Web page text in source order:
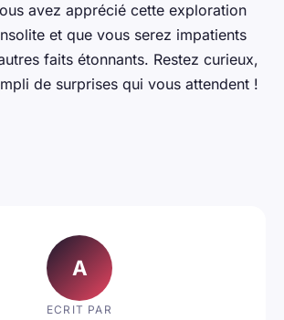
avez apprécié cette exploration
et que vous serez impatients
faits étonnants. Restez curieux,
de surprises qui vous attendent !
A
ECRIT PAR